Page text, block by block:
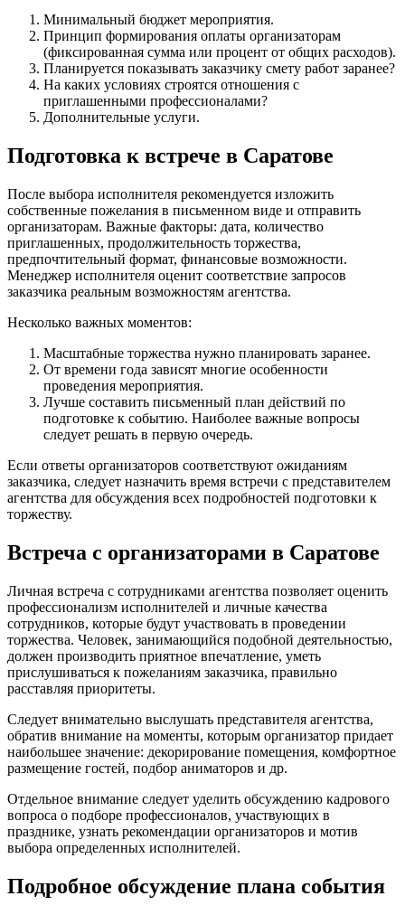
Минимальный бюджет мероприятия.
Принцип формирования оплаты организаторам
(фиксированная сумма или процент от общих расходов).
Планируется показывать заказчику смету работ заранее?
На каких условиях строятся отношения с
приглашенными профессионалами?
Дополнительные услуги.
Подготовка к встрече в Саратове
После выбора исполнителя рекомендуется изложить
собственные пожелания в письменном виде и отправить
организаторам. Важные факторы: дата, количество
приглашенных, продолжительность торжества,
предпочтительный формат, финансовые возможности.
Менеджер исполнителя оценит соответствие запросов
заказчика реальным возможностям агентства.
Несколько важных моментов:
Масштабные торжества нужно планировать заранее.
От времени года зависят многие особенности
проведения мероприятия.
Лучше составить письменный план действий по
подготовке к событию. Наиболее важные вопросы
следует решать в первую очередь.
Если ответы организаторов соответствуют ожиданиям
заказчика, следует назначить время встречи с представителем
агентства для обсуждения всех подробностей подготовки к
торжеству.
Встреча с организаторами в Саратове
Личная встреча с сотрудниками агентства позволяет оценить
профессионализм исполнителей и личные качества
сотрудников, которые будут участвовать в проведении
торжества. Человек, занимающийся подобной деятельностью,
должен производить приятное впечатление, уметь
прислушиваться к пожеланиям заказчика, правильно
расставляя приоритеты.
Следует внимательно выслушать представителя агентства,
обратив внимание на моменты, которым организатор придает
наибольшее значение: декорирование помещения, комфортное
размещение гостей, подбор аниматоров и др.
Отдельное внимание следует уделить обсуждению кадрового
вопроса о подборе профессионалов, участвующих в
празднике, узнать рекомендации организаторов и мотив
выбора определенных исполнителей.
Подробное обсуждение плана события